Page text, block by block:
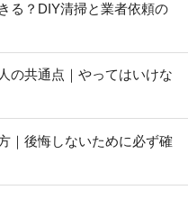
る？DIY清掃と業者依頼の
の共通点｜やってはいけな
｜後悔しないために必ず確